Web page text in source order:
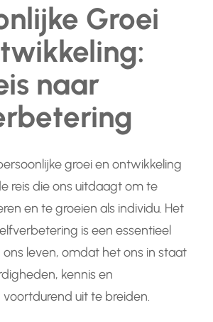
Groei
naar
groei en ontwikkeling
reis die ons uitdaagt om te
en te groeien als individu. Het
is een essentieel
leven, omdat het ons in staat
kennis en
uit te breiden.